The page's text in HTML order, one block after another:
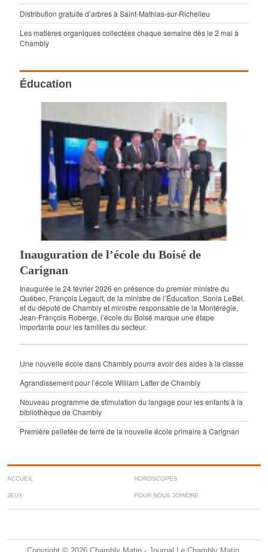
Distribution gratuite d’arbres à Saint-Mathias-sur-Richelieu
Les matières organiques collectées chaque semaine dès le 2 mai à
Chambly
Éducation
Inauguration de l’école du Boisé de
Carignan
Inaugurée le 24 février 2026 en présence du premier ministre du
Québec, François Legault, de la ministre de l’Éducation, Sonia LeBel,
et du député de Chambly et ministre responsable de la Montérégie,
Jean-François Roberge, l’école du Boisé marque une étape
importante pour les familles du secteur.
Une nouvelle école dans Chambly pourra avoir des aides à la classe
Agrandissement pour l’école William Latter de Chambly
Nouveau programme de stimulation du langage pour les enfants à la
bibliothèque de Chambly
Première pelletée de terre de la nouvelle école primaire à Carignan
ACCUEIL HOROSCOPES
JEUX POUR NOUS JOINDRE